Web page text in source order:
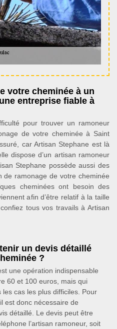
votre cheminée à un
entreprise fiable à
pour trouver un ramoneur
de votre cheminée à Saint
car Artisan Stephane est là
dispose d’un artisan ramoneur
Stephane possède aussi des
de ramonage de votre cheminée
cheminées ont besoin des
afin d’être relatif à la taille
tous vos travails à Artisan
un devis détaillé
?
une opération indispensable
60 et 100 euros, mais qui
cas les plus difficiles. Pour
est donc nécessaire de
détaillé. Le devis peut être
l’artisan ramoneur, soit